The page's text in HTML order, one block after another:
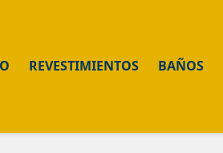
REVESTIMIENTOS BAÑOS